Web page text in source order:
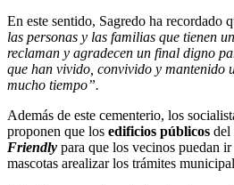
En este sentido, Sagredo ha recordado
las personas y las familias que tienen
reclaman y agradecen un final digno
que han vivido, convivido y mantenido
mucho tiempo”.
Además de este cementerio, los
proponen que los edificios públicos del
Friendly para que los vecinos puedan
mascotas arealizar los trámites